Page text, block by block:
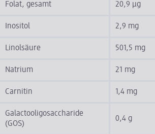
Folat, gesamt 20,9 µg
Inositol 2,9 mg
Linolsäure 501,5 mg
Natrium 21 mg
Carnitin 1,4 mg
Galactooligosaccharide
(GOS)
0,4 g